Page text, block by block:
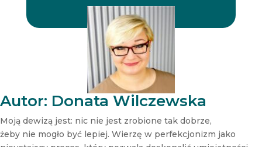
e
r
e
r
N
e
w
s
l
t
t
e
N
Autor: Donata Wilczewska
Moją dewizą jest: nic nie jest zrobione tak dobrze,
żeby nie mogło być lepiej. Wierzę w perfekcjonizm jako